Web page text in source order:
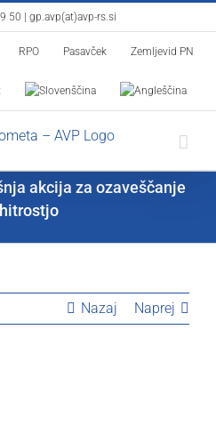
50 gp.avp(at)avp-rs.si
RPO Pasavček Zemljevid PN
akcija za ozaveščanje
Nazaj Naprej